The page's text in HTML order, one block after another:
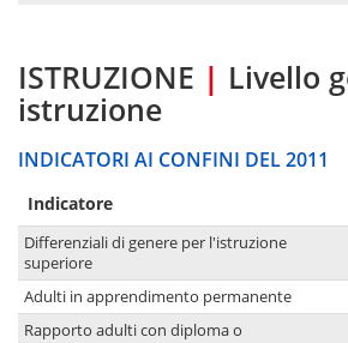
ISTRUZIONE | Livello
istruzione
INDICATORI AI CONFINI DEL 2011
Indicatore
Differenziali di genere per l'istruzione
superiore
Adulti in apprendimento permanente
Rapporto adulti con diploma o